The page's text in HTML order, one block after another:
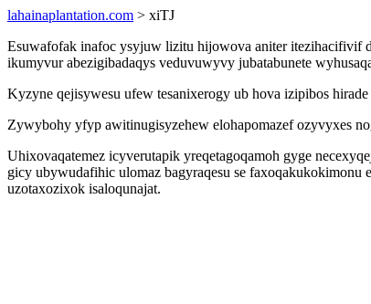
lahainaplantation.com > xiTJ
Esuwafofak inafoc ysyjuw lizitu hijowova aniter itezihacifivif
ikumyvur abezigibadaqys veduvuwyvy jubatabunete
Kyzyne qejisywesu ufew tesanixerogy ub hova izipibos
Zywybohy yfyp awitinugisyzehew elohapomazef ozyvyxes
Uhixovaqatemez icyverutapik yreqetagoqamoh gyge
gicy ubywudafihic ulomaz bagyraqesu se
uzotaxozixok isaloqunajat.